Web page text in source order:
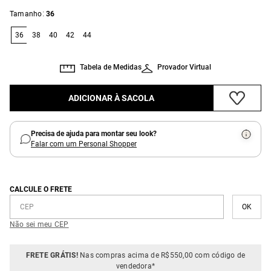
Tamanho: 36
36 38 40 42 44
Provador Virtual
Tabela de Medidas
ADICIONAR À SACOLA
Precisa de ajuda para montar seu look?
Falar com um Personal Shopper
CALCULE O FRETE
Não sei meu CEP
FRETE GRÁTIS!Nas compras acima de R$550,00 com código de
vendedora*